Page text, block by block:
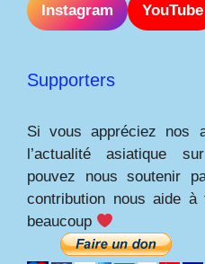
Instagram YouTube
Supporters
Si vous appréciez nos
l’actualité asiatique
pouvez nous soutenir
contribution nous aide
beaucoup